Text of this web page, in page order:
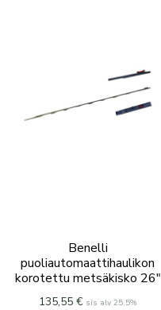
Benelli
puoliautomaattihaulikon
korotettu metsäkisko 26″
135,55 € sis alv 25.5%